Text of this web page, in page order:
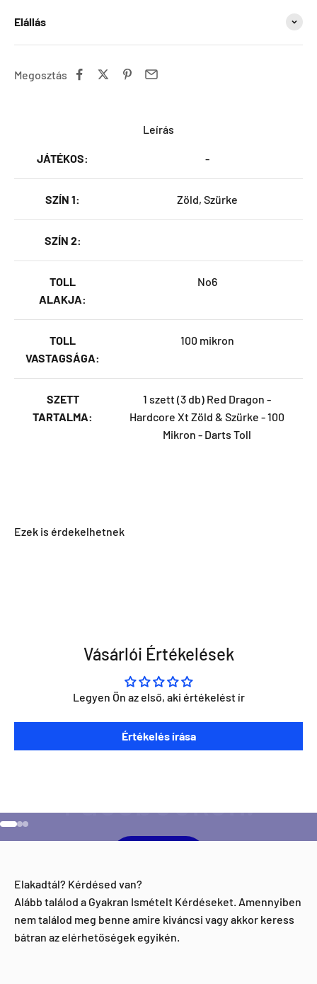
Elállás
Megosztás
Leírás
JÁTÉKOS: -
SZÍN 1: Zöld, Szürke
SZÍN 2:
TOLL
ALAKJA:
No6
TOLL
VASTAGSÁGA:
100 mikron
SZETT
TARTALMA:
1 szett (3 db) Red Dragon -
Hardcore Xt Zöld & Szürke - 100
Mikron - Darts Toll
Vásárlói Értékelések
Legyen Ön az első, aki értékelést ír
Értékelés írása
Szeretnéd ha napra kész lennél minden Direct Darts
aktivitással kapcsolatban?
Elakadtál? Kérdésed van?
Alább találod a Gyakran Ismételt Kérdéseket. Amennyiben
nem találod meg benne amire kiváncsi vagy akkor keress
bátran az elérhetőségek egyikén.